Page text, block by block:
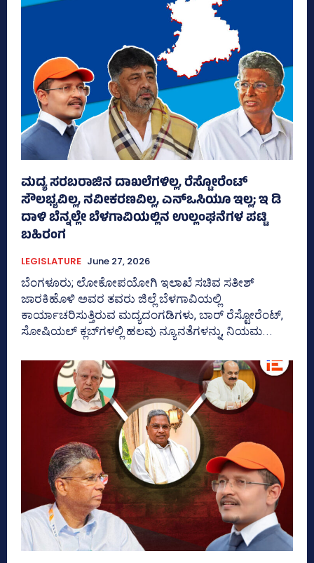
ಮದ್ಯ ಸರಬರಾಜಿನ ದಾಖಲೆಗಳಿಲ್ಲ, ರೆಸ್ಟೋರೆಂಟ್‌
ಸೌಲಭ್ಯವಿಲ್ಲ, ನವೀಕರಣವಿಲ್ಲ, ಎನ್‌ಒಸಿಯೂ ಇಲ್ಲ; ಇ ಡಿ
ದಾಳಿ ಬೆನ್ನಲ್ಲೇ ಬೆಳಗಾವಿಯಲ್ಲಿನ ಉಲ್ಲಂಘನೆಗಳ ಪಟ್ಟಿ
ಬಹಿರಂಗ
LEGISLATURE June 27, 2026
ಬೆಂಗಳೂರು; ಲೋಕೋಪಯೋಗಿ ಇಲಾಖೆ ಸಚಿವ ಸತೀಶ್‌
ಜಾರಕಿಹೊಳಿ ಅವರ ತವರು ಜಿಲ್ಲೆ ಬೆಳಗಾವಿಯಲ್ಲಿ
ಕಾರ್ಯಾಚರಿಸುತ್ತಿರುವ ಮದ್ಯದಂಗಡಿಗಳು, ಬಾರ್‍‌ ರೆಸ್ಟೋರೆಂಟ್‌,
ಸೋಷಿಯಲ್‌ ಕ್ಲಬ್‌ಗಳಲ್ಲಿ ಹಲವು ನ್ಯೂನತೆಗಳನ್ನು, ನಿಯಮ...